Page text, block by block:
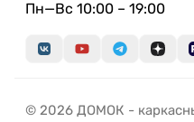
Пн—Вс 10:00 – 19:00
© 2026 ДОМОК -